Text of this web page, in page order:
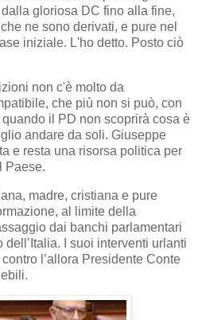
gloriosa DC fino alla fine,
ne sono derivati, e pure nel
iniziale. L'ho detto. Posto ciò
non c'è molto da
che più non si può, con
il PD non scoprirà cosa è
andare da soli. Giuseppe
e resta una risorsa politica per
Paese.
madre, cristiana e pure
al limite della
dai banchi parlamentari
I suoi interventi urlanti
l’allora Presidente Conte